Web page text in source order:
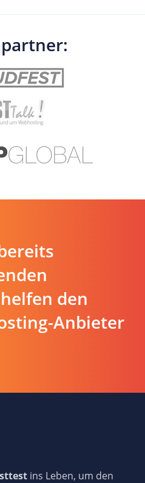
den
Anbieter
ins Leben, um den